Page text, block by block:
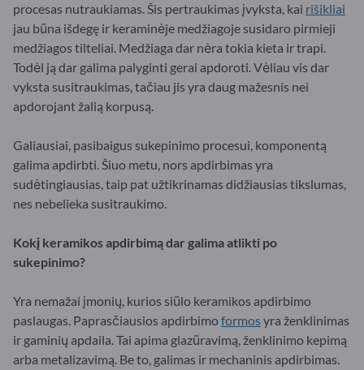
procesas nutraukiamas. Šis pertraukimas įvyksta, kai rišikliai
jau būna išdegę ir keraminėje medžiagoje susidaro pirmieji
medžiagos tilteliai. Medžiaga dar nėra tokia kieta ir trapi.
Todėl ją dar galima palyginti gerai apdoroti. Vėliau vis dar
vyksta susitraukimas, tačiau jis yra daug mažesnis nei
apdorojant žalią korpusą.
Galiausiai, pasibaigus sukepinimo procesui, komponentą
galima apdirbti. Šiuo metu, nors apdirbimas yra
sudėtingiausias, taip pat užtikrinamas didžiausias tikslumas,
nes nebelieka susitraukimo.
Kokį keramikos apdirbimą dar galima atlikti po
sukepinimo?
Yra nemažai įmonių, kurios siūlo keramikos apdirbimo
paslaugas. Paprasčiausios apdirbimoformosyra ženklinimas
ir gaminių apdaila. Tai apima glazūravimą, ženklinimo kepimą
arba metalizavimą. Be to, galimas ir mechaninis apdirbimas.